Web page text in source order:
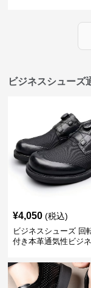
ビジネスシューズ
¥4,050 (税込)
ビジネスシューズ 回
付き本革通気性ビジ